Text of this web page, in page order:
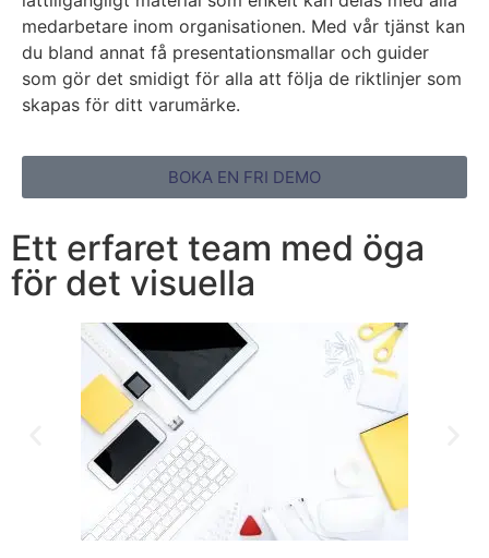
medarbetare inom organisationen. Med vår tjänst kan
du bland annat få presentationsmallar och guider
som gör det smidigt för alla att följa de riktlinjer som
skapas för ditt varumärke.
BOKA EN FRI DEMO
Ett erfaret team med öga
för det visuella